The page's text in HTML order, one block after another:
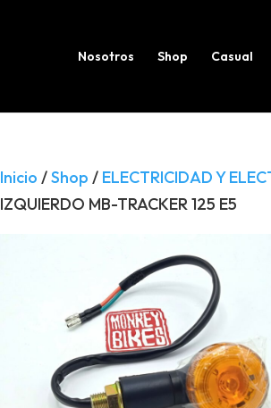
Nosotros Shop Casual
Inicio /Shop / ELECTRICIDAD Y
IZQUIERDO MB-TRACKER 125 E5